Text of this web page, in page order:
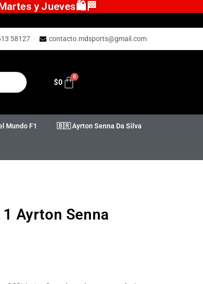
y Jueves🛍️🏁
58127 contacto.mdsports@gmail.com
$0
Mundo F1 🇧🇷 Ayrton Senna Da Silva
Ayrton Senna